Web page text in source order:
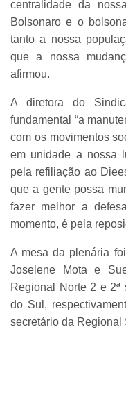
centralidade da
Bolsonaro e o
tanto a nossa
que a nossa
afirmou.
A diretora do
fundamental “a
com os movimentos
em unidade a nossa
pela refiliação ao
que a gente possa
fazer melhor a
momento, é pela
A mesa da plenária
Joselene Mota e
Regional Norte 2 e
do Sul,
secretário da Regional